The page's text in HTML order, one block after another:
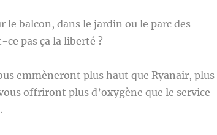
le balcon, dans le jardin ou le parc des
ce pas ça la liberté ?
emmèneront plus haut que Ryanair, plus
offriront plus d’oxygène que le service